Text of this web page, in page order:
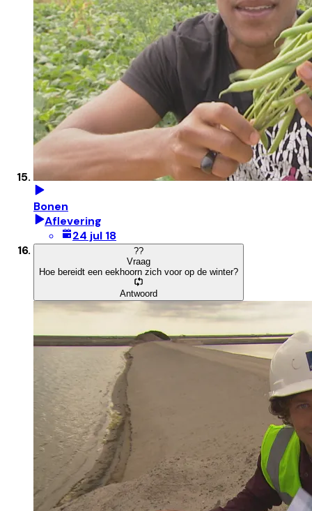
Bonen
Aflevering
24 jul 18
??
Vraag
Hoe bereidt een eekhoorn zich voor op de winter?
Antwoord